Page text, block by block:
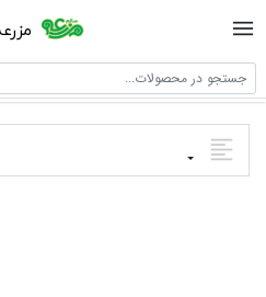
جستجو در محصولات...